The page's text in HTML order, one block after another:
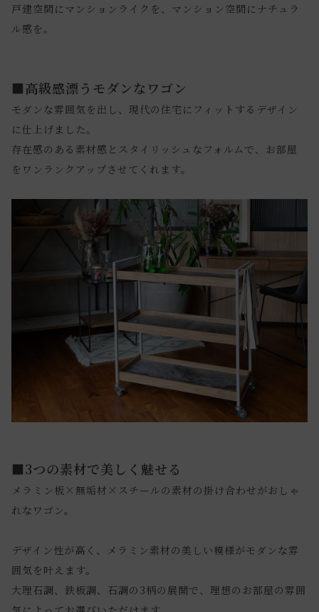
戸建空間にマンションライクを、マンション空間にナチュラ
ル感を。
■高級感漂うモダンなワゴン
モダンな雰囲気を出し、現代の住宅にフィットするデザイン
に仕上げました。
存在感のある素材感とスタイリッシュなフォルムで、お部屋
をワンランクアップさせてくれます。
■3つの素材で美しく魅せる
メラミン板×無垢材×スチールの素材の掛け合わせがおしゃ
れなワゴン。
デザイン性が高く、メラミン素材の美しい模様がモダンな雰
囲気を叶えます。
大理石調、鉄板調、石調の3柄の展開で、理想のお部屋の雰囲